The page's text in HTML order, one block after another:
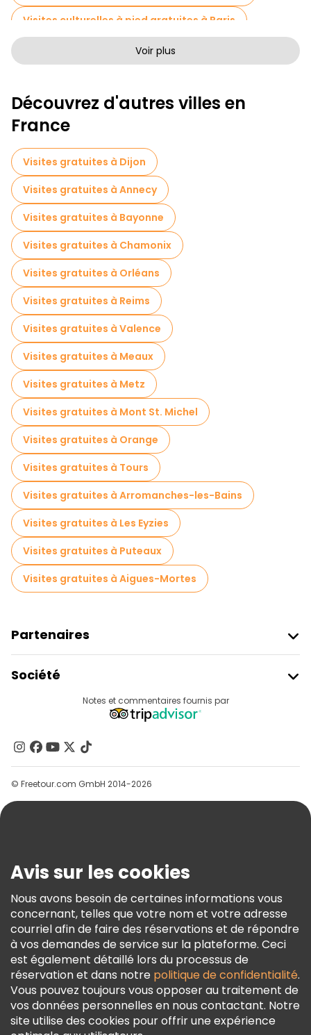
Visites culturelles à pied gratuites à Paris
Visites à pied sans art à Paris
Tournée des pubs à Paris
Activités sportives à Paris
Visites autoguidées en Paris
Jeux d'évasion en Paris
Visites gratuites de la guerre en Paris
Visites photographiques en Paris
Croisières en Paris
Musées en Paris
Visite gratuite de la vieille ville à Paris
Visites de marchés en Paris
Visites de dégustation locales à Paris
Excursions d'une journée gratuites à Paris
Visites nocturnes gratuites à Paris
Tours à vélo à Paris
Visites gastronomiques à Paris
Visites gratuites à proximité Louvre Museum
Visites gratuites à proximité Eiffel Tower
Voir plus
Découvrez d'autres villes en
France
Visites gratuites à Dijon
Visites gratuites à Annecy
Visites gratuites à Bayonne
Visites gratuites à Chamonix
Visites gratuites à Orléans
Visites gratuites à Reims
Visites gratuites à Valence
Visites gratuites à Meaux
Visites gratuites à Metz
Visites gratuites à Mont St. Michel
Visites gratuites à Orange
Visites gratuites à Tours
Visites gratuites à Arromanches-les-Bains
Visites gratuites à Les Eyzies
Visites gratuites à Puteaux
Visites gratuites à Aigues-Mortes
Partenaires
Connexion Du Fournisseur
Programme D’affiliation
Société
Contactez-Nous
Groupes
Aide
Conditions Générales Et Mentions Légales
Politique En Matière De Cookies
Freetour Prix
Programme De Fidélité
Notes et commentaires fournis par
© Freetour.com GmbH 2014-2026
Avis sur les cookies
Nous avons besoin de certaines informations vous
concernant, telles que votre nom et votre adresse
courriel afin de faire des réservations et de répondre
à vos demandes de service sur la plateforme. Ceci
est également détaillé lors du processus de
réservation et dans notre politique de confidentialité.
Vous pouvez toujours vous opposer au traitement de
vos données personnelles en nous contactant. Notre
site utilise des cookies pour offrir une expérience